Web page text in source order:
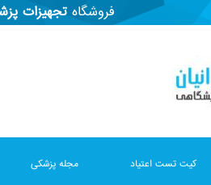
فروشگاهتجهیزات
کیت تست اعتیاد مجله پزشکی